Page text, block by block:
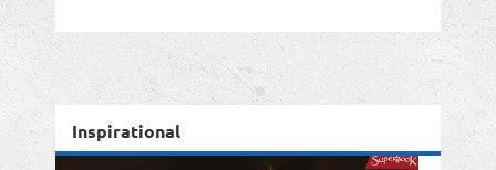
Inspirational